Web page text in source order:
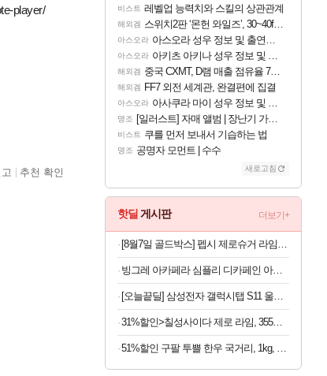
player/
추천 확인
비스트 레벨업 능력치와 스킬의 상관관계
해외겜 스위치2판 ‘몬헌 와일즈’, 30~40fps 목표 추정
아스오라 아스오라 성우 정보 및 출연작 모음
아스오라 아키츠 아키나 성우 정보 및 주요 필모
해외겜 중국 CXMT, D램 매출 점유율 7%…글로벌 4위로 부상
해외겜 FF7 외전 세계관, 완결편에 집결
아스오라 아사쿠라 마이 성우 정보 및 주요 필모
명조 [일러스트] 자매 앨범 | 장난기 가득한 오후의 공원 (리메이크판)
비스트 쿠를 먼저 보내서 기습하는 법
명조 공명자 모먼트 | 수수
새로고침
핫딜 게시판 더보기+
[8월7일 골드박스] 펩시 제로슈거 라임향 무라벨, 300ml, 20개
빙그레 아카페라 심플리 디카페인 아메리카노, 무라벨, 400ml, 20개
[오늘끝딜] 삼성전자 갤럭시탭 S11 울트라 WIFI 업무용 학습용 SM-X930
31%할인>칠성사이다 제로 라임, 355ml, 48개
51%할인 구팔 투쁠 한우 국거리, 1kg, 1개